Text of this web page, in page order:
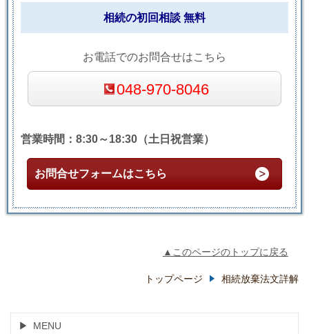
相続の初回相談 無料
お電話でのお問合せはこちら
048-970-8046
営業時間：8:30～18:30（土日祝営業）
お問合せフォームはこちら
▲このページのトップに戻る
トップページ 相続放棄法文詳解
MENU